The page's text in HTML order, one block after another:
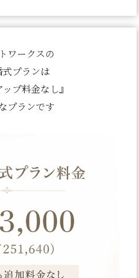
ワークスの
プランは
ップ料金なし』
プランです